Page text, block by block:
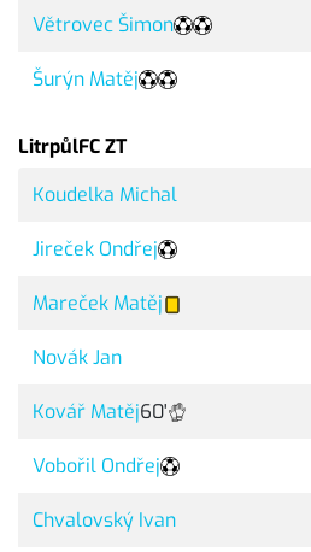
Větrovec Šimon
Šurýn Matěj
LitrpůlFC ZT
Koudelka Michal
Jireček Ondřej
Mareček Matěj
Novák Jan
Kovář Matěj60'
Vobořil Ondřej
Chvalovský Ivan